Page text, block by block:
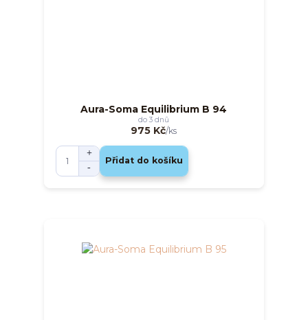
Aura-Soma Equilibrium B 94
975 Kč/ks
do 3 dnů
Přidat do košíku